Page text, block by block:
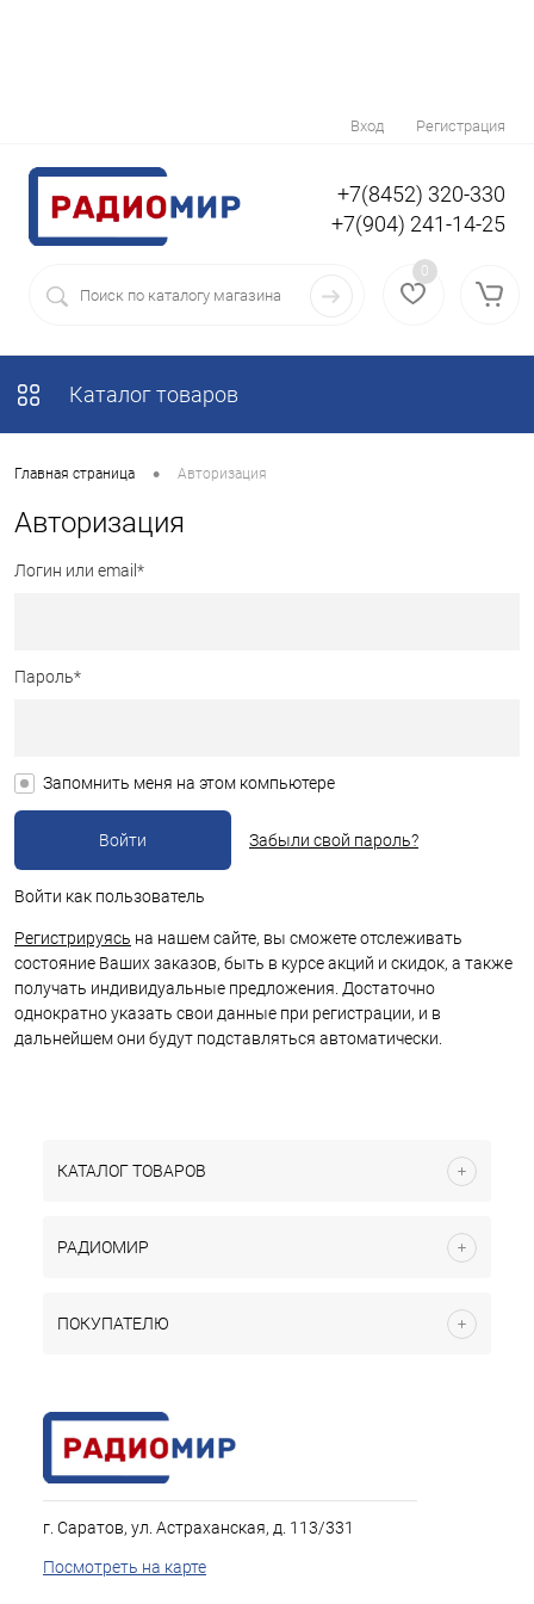
Вход Регистрация
+7(8452) 320-330
+7(904) 241-14-25
0
Каталог товаров
Главная страница • Авторизация
Авторизация
Логин или email*
Пароль*
Запомнить меня на этом компьютере
Забыли свой пароль?
Войти как пользователь
Регистрируясь на нашем сайте, вы сможете отслеживать
состояние Ваших заказов, быть в курсе акций и скидок, а также
получать индивидуальные предложения. Достаточно
однократно указать свои данные при регистрации, и в
дальнейшем они будут подставляться автоматически.
КАТАЛОГ ТОВАРОВ
РАДИОМИР
ПОКУПАТЕЛЮ
г. Саратов, ул. Астраханская, д. 113/331
Посмотреть на карте